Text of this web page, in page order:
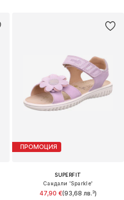
ПРОМОЦИЯ
SUPERFIT
Сандали 'Sparkle'
47,90 €(93,68 лв.³)